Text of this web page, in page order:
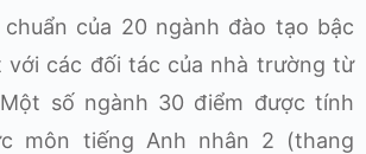
của 20 ngành đào tạo bậc
với các đối tác của nhà trường từ
số ngành 30 điểm được tính
môn tiếng Anh nhân 2 (thang